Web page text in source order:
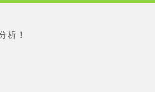
析！